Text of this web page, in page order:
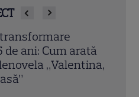
Nostra” revine la
de difuzare pentru
și a lui Matteo